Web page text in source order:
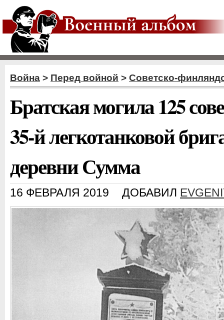
Война > Перед войной > Советско-
Братская могила 125
35-й легкотанковой
деревни Сумма
16 ФЕВРАЛЯ 2019 ДОБАВИЛ